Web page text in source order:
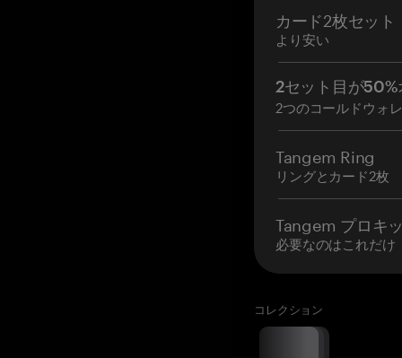
カード2枚セット
より安い
2セット目が50%
2つのコールドウォ
Tangem Ring
リングとカード2枚
Tangem プロキ
必要なのはこれだけ
コレクション